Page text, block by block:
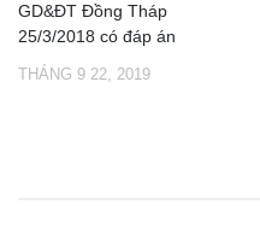
GD&ĐT Đồng Tháp
25/3/2018 có đáp án
THÁNG 9 22, 2019